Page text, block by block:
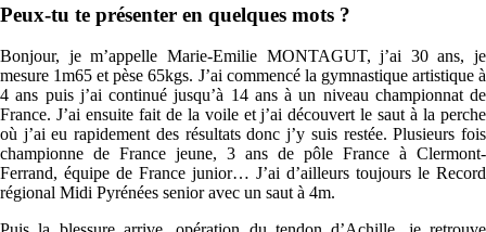
Peux-tu te présenter en quelques mots ?
Bonjour, je m’appelle Marie-Emilie MONTAGUT, j’ai 30 ans, je
mesure 1m65 et pèse 65kgs. J’ai commencé la gymnastique artistique à
4 ans puis j’ai continué jusqu’à 14 ans à un niveau championnat de
France. J’ai ensuite fait de la voile et j’ai découvert le saut à la perche
où j’ai eu rapidement des résultats donc j’y suis restée. Plusieurs fois
championne de France jeune, 3 ans de pôle France à Clermont-
Ferrand, équipe de France junior… J’ai d’ailleurs toujours le Record
régional Midi Pyrénées senior avec un saut à 4m.